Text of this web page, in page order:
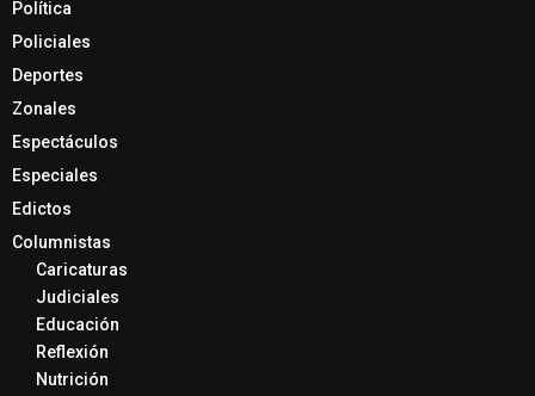
Política
Policiales
Deportes
Zonales
Espectáculos
Especiales
Edictos
Columnistas
Caricaturas
Judiciales
Educación
Reflexión
Nutrición